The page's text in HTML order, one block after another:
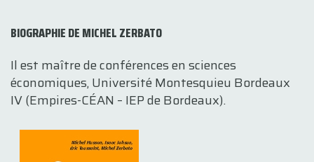
BIOGRAPHIE DE MICHEL ZERBATO
Il est maître de conférences en sciences
économiques, Université Montesquieu Bordeaux
IV (Empires-CÉAN – IEP de Bordeaux).